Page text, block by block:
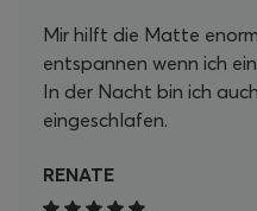
Mir hilft die Matte
entspannen wenn ich
In der Nacht bin ich
eingeschlafen.
RENATE